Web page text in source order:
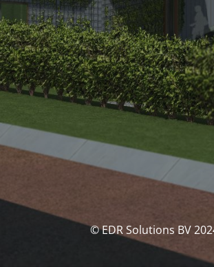
© EDR Solutions BV